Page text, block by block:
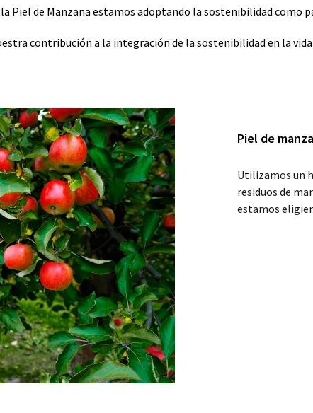
Piel de Manzana estamos adoptando la sostenibilidad como
contribución a la integración de la sostenibilidad en la
Piel de
Utilizamos un
residuos de
estamos